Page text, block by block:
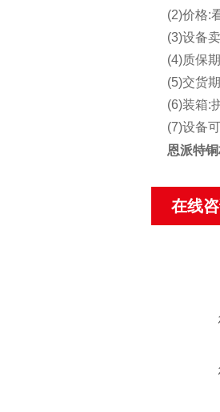
(2)价格:
(3)设备
(4)质保
(5)交货
(6)装箱:
(7)设备
恩派特
在线